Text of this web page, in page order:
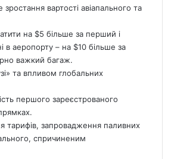
вартості авіапального та
на $5 більше за перший і
в аеропорту – на $10 більше за
важкий багаж.
та впливом глобальних
першого зареєстрованого
тарифів, запровадження паливних
спричиненим